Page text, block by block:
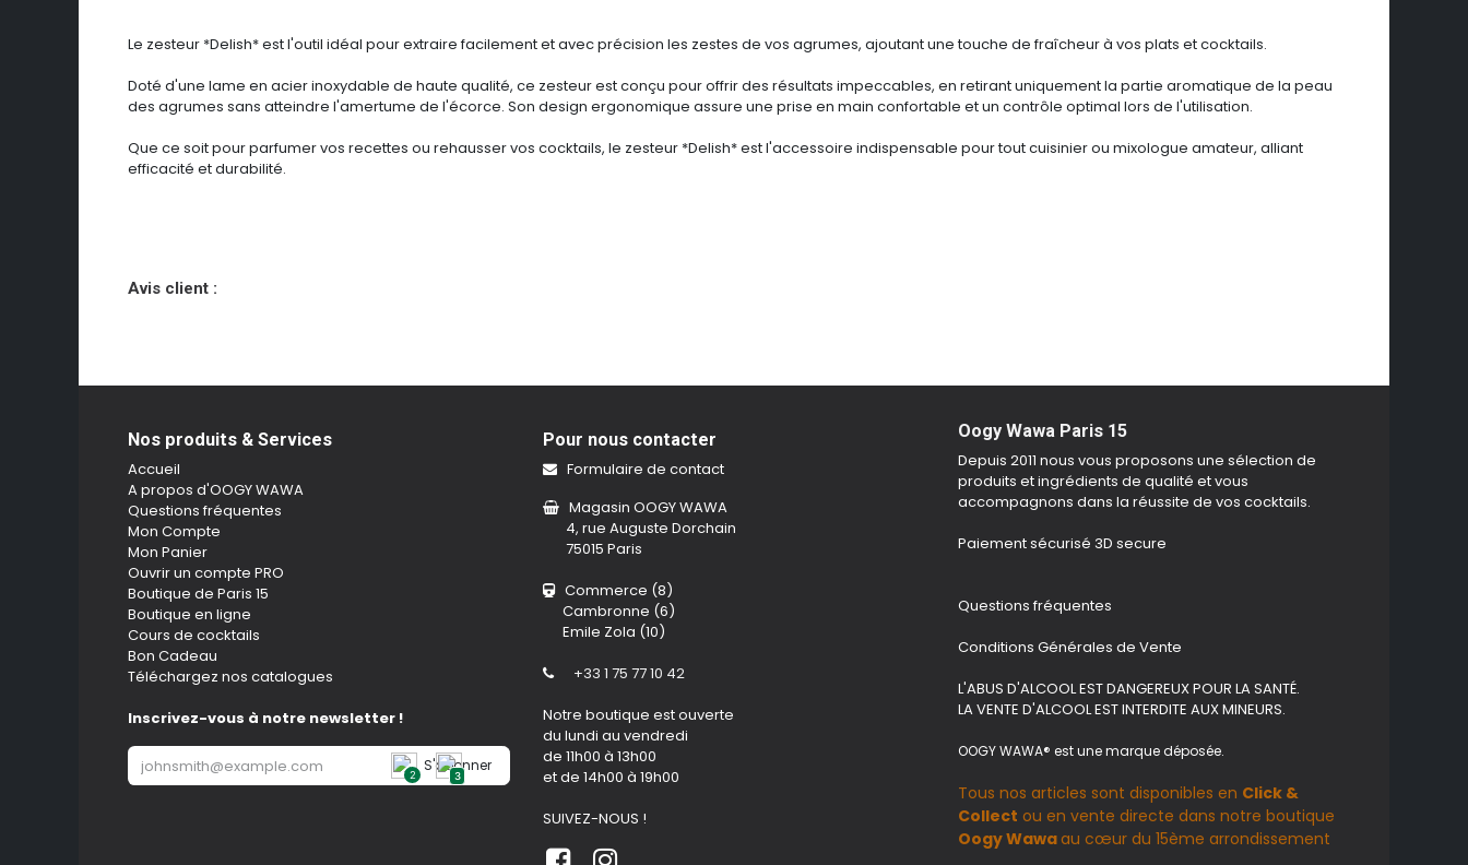
Le zesteur *Delish* est l'outil idéal pour extraire facilement et avec précision les zestes de vos agrumes, ajoutant une touche de fraîcheur à vos plats et cocktails.
Doté d'une lame en acier inoxydable de haute qualité, ce zesteur est conçu pour offrir des résultats impeccables, en retirant uniquement la partie aromatique de la peau
des agrumes sans atteindre l'amertume de l'écorce. Son design ergonomique assure une prise en main confortable et un contrôle optimal lors de l'utilisation.
Que ce soit pour parfumer vos recettes ou rehausser vos cocktails, le zesteur *Delish* est l'accessoire indispensable pour tout cuisinier ou mixologue amateur, alliant
efficacité et durabilité.
Avis client :
Nos produits & Services
Accueil
A propos d'OOGY WAWA
Questions fréquentes
Mon Compte
Mon Panier
Ouvrir un compte PRO
Boutique de Paris 15
Boutique en ligne
Cours de cocktails
Bon Cadeau
Téléchargez nos catalogues
Inscrivez-vous à notre newsletter !
2 3
S'abonner
Pour nous contacter
Formulaire de contact
Magasin OOGY WAWA
4, rue Auguste Dorchain
75015 Paris
Commerce (8)
Cambronne (6)
Emile Zola (10)
+33 1 75 77 10 42
Notre boutique est ouverte
du lundi au vendredi
de 11h00 à 13h00
et de 14h00 à 19h00
SUIVEZ-NOUS !
Oogy Wawa Paris 15
Depuis 2011 nous vous proposons une sélection de
produits et ingrédients de qualité et vous
accompagnons dans la réussite de vos cocktails.
Paiement sécurisé 3D secure
Questions fréquentes
Conditions Générales de Vente
L'ABUS D'ALCOOL EST DANGEREUX POUR LA SANTÉ.
LA VENTE D'ALCOOL EST INTERDITE AUX MINEURS.
OOGY WAWA® est une marque déposée.
Tous nos articles sont disponibles en Click &
Collect ou en vente directe dans notre boutique
Oogy Wawaau cœur du 15ème arrondissement